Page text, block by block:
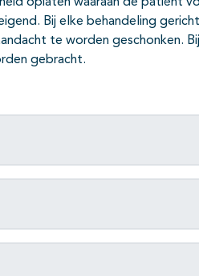
opiaten waaraan de patiënt
Bij elke behandeling
te worden geschonken.
gebracht.